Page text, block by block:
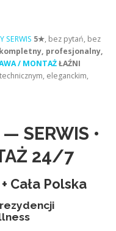
5★, bez pytań, bez
kompletny, profesjonalny,
/ MONTAŻŁAŹNI
eleganckim,
SERWIS •
24/7
Cała Polska